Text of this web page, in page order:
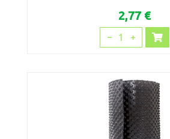
2,77 €
1